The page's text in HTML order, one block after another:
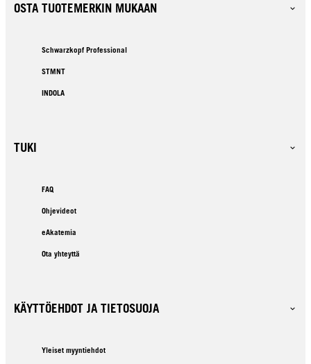
OSTA TUOTEMERKIN MUKAAN
Schwarzkopf Professional
STMNT
INDOLA
TUKI
FAQ
Ohjevideot
eAkatemia
Ota yhteyttä
KÄYTTÖEHDOT JA TIETOSUOJA
Yleiset myyntiehdot